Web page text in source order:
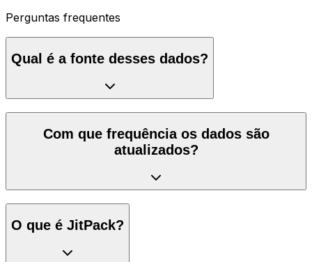
Perguntas frequentes
Qual é a fonte desses dados?
Com que frequência os dados são
atualizados?
O que é JitPack?